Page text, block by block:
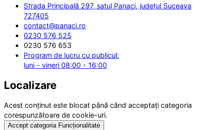
Strada Principală 297, satul Panaci, județul Suceava
727405
contact@panaci.ro
0230 576 525
0230 576 653
Program de lucru cu publicul:
luni - vineri 08:00 - 16:00
Localizare
Acest conținut este blocat până când acceptați categoria
corespunzătoare de cookie-uri.
Accept categoria Funcționalitate